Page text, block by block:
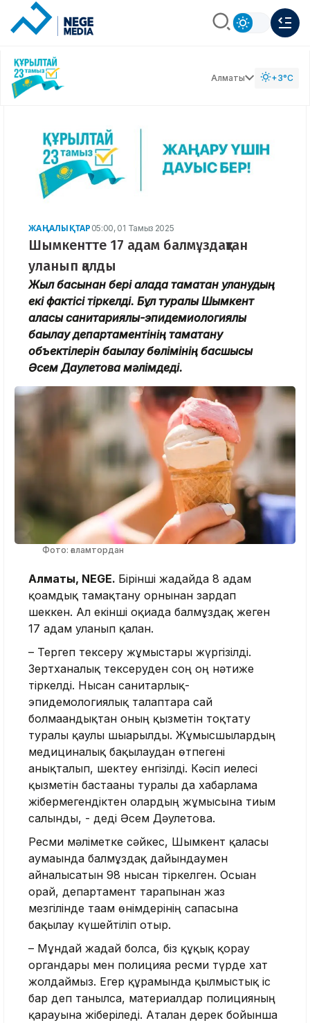
Алматы +3°C
ЖАҢАЛЫҚТАР 05:00, 01 Тамыз 2025
Шымкентте 17 адам балмұздақтан
уланып қалды
Жыл басынан бері қалада тамақтан уланудың
екі фактісі тіркелді. Бұл туралы Шымкент
қаласы санитариялық-эпидемиологиялық
бақылау департаментінің тамақтану
объектілерін бақылау бөлімінің басшысы
Әсем Даулетова мәлімдеді.
Фото: ғаламтордан
Алматы, NEGE. Бірінші жағдайда 8 адам
қоғамдық тамақтану орнынан зардап
шеккен. Ал екінші оқиғада балмұздақ жеген
17 адам уланып қалған.
– Тергеп тексеру жұмыстары жүргізілді.
Зертханалық тексеруден соң оң нәтиже
тіркелді. Нысан санитарлық-
эпидемологиялық талаптарға сай
болмағандықтан оның қызметін тоқтату
туралы қаулы шығарылды. Жұмысшылардың
медициналық бақылаудан өтпегені
анықталып, шектеу енгізілді. Кәсіп иелесі
қызметін бастағаны туралы да хабарлама
жібермегендіктен олардың жұмысына тиым
салынды, - деді Әсем Дәулетова.
Ресми мәліметке сәйкес, Шымкент қаласы
аумағында балмұздақ дайындаумен
айналысатын 98 нысан тіркелген. Осыған
орай, департамент тарапынан жаз
мезгілінде тағам өнімдерінің сапасына
бақылау күшейтіліп отыр.
– Мұндай жағдай болса, біз құқық қорғау
органдары мен полицияға ресми түрде хат
жолдаймыз. Егер құрамында қылмыстық іс
бар деп танылса, материалдар полицияның
қарауына жіберіледі. Аталған дерек бойынша